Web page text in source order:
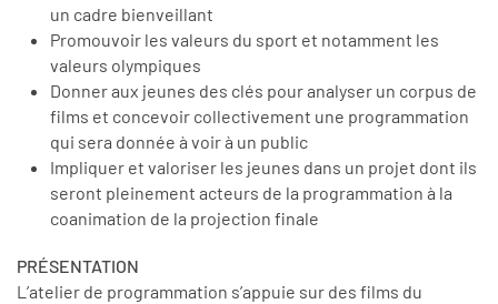
un cadre bienveillant
Promouvoir les valeurs du sport et notamment les
valeurs olympiques
Donner aux jeunes des clés pour analyser un corpus de
films et concevoir collectivement une programmation
qui sera donnée à voir à un public
Impliquer et valoriser les jeunes dans un projet dont ils
seront pleinement acteurs de la programmation à la
coanimation de la projection finale
PRÉSENTATION
L’atelier de programmation s’appuie sur des films du